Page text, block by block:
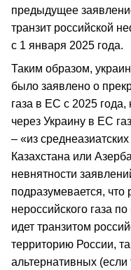
предыдущее
транзит российской
с 1 января 2025 года.
Таким образом,
было заявлено о
газа в ЕС с 2025 года,
через Украину в ЕС
– «из
Казахстана или
невнятности
подразумевается, что
нероссийского газа
идет транзитом
территорию России,
альтернативных